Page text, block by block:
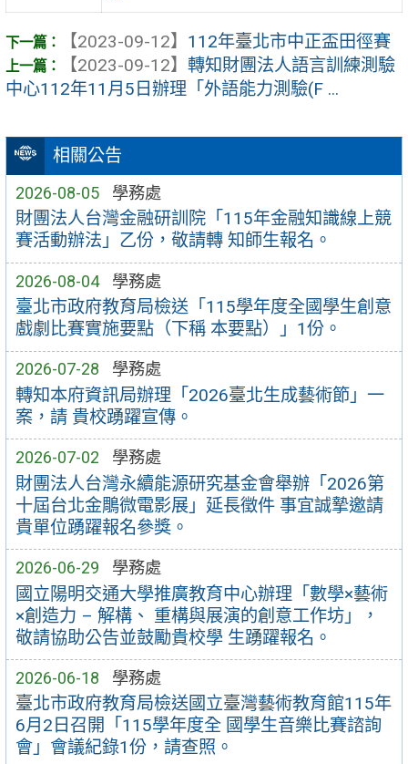
相關公告
2026-08-05 學務處
財團法人台灣金融研訓院「115年金融知識線上競
賽活動辦法」乙份，敬請轉 知師生報名。
2026-08-04 學務處
臺北市政府教育局檢送「115學年度全國學生創意
戲劇比賽實施要點（下稱 本要點）」1份。
2026-07-28 學務處
轉知本府資訊局辦理「2026臺北生成藝術節」一
案，請 貴校踴躍宣傳。
2026-07-02 學務處
財團法人台灣永續能源研究基金會舉辦「2026第
十屆台北金鵰微電影展」延長徵件 事宜誠摯邀請
貴單位踴躍報名參獎。
2026-06-29 學務處
國立陽明交通大學推廣教育中心辦理「數學×藝術
×創造力 – 解構、 重構與展演的創意工作坊」，
敬請協助公告並鼓勵貴校學 生踴躍報名。
2026-06-18 學務處
臺北市政府教育局檢送國立臺灣藝術教育館115年
6月2日召開「115學年度全 國學生音樂比賽諮詢
會」會議紀錄1份，請查照。
【2023-09-12】 112年臺北市中正盃田徑賽
【2023-09-12】 轉知財團法人語言訓練測驗
中心112年11月5日辦理「外語能力測驗(F ...